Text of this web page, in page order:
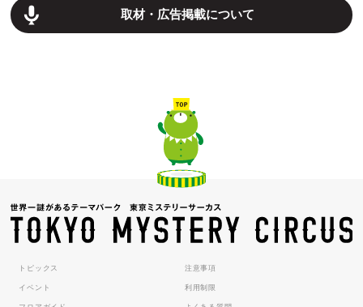
取材・広告掲載について
トピックス
イベント
注意事項
利用制限